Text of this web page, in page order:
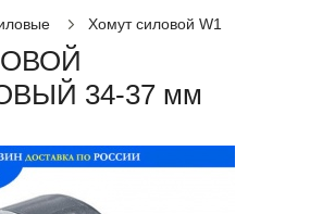
Хомут силовой W1
34-37 мм